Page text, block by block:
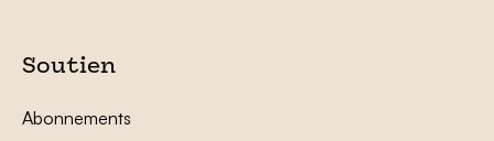
Soutien
Abonnements